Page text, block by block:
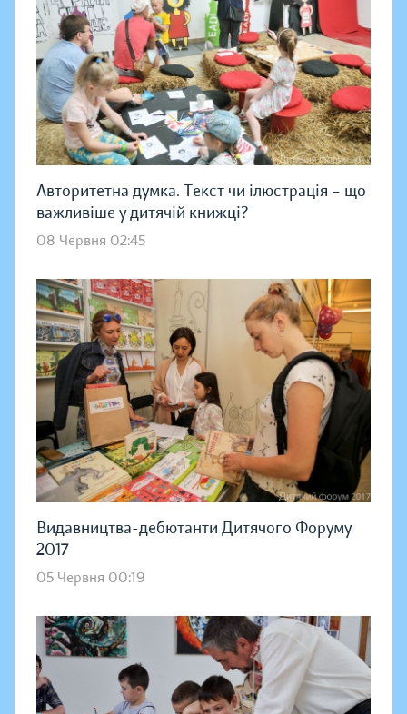
Авторитетна думка. Текст чи ілюстрація – що
важливіше у дитячій книжці?
08 Червня 02:45
Видавництва-дебютанти Дитячого Форуму
2017
05 Червня 00:19